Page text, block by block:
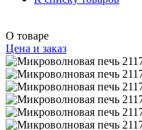
О товаре
Цена и заказ